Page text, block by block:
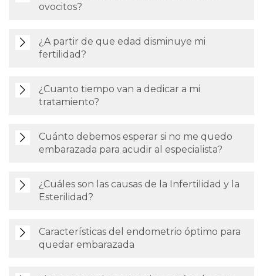
ovocitos?
¿A partir de que edad disminuye mi
fertilidad?
¿Cuanto tiempo van a dedicar a mi
tratamiento?
Cuánto debemos esperar si no me quedo
embarazada para acudir al especialista?
¿Cuáles son las causas de la Infertilidad y la
Esterilidad?
Características del endometrio óptimo para
quedar embarazada